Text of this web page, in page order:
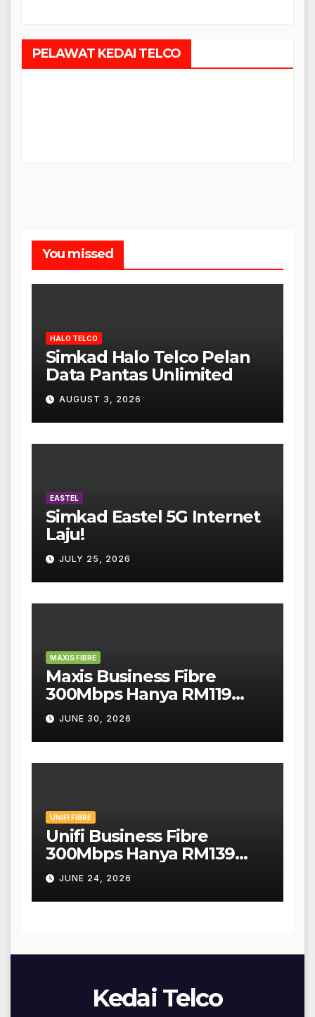
PELAWAT KEDAI TELCO
You missed
HALO TELCO
Simkad Halo Telco Pelan
Data Pantas Unlimited
AUGUST 3, 2026
EASTEL
Simkad Eastel 5G Internet
Laju!
JULY 25, 2026
MAXIS FIBRE
Maxis Business Fibre
300Mbps Hanya RM119
Sebulan!
JUNE 30, 2026
UNIFI FIBRE
Unifi Business Fibre
300Mbps Hanya RM139
Sebulan!
JUNE 24, 2026
Kedai Telco